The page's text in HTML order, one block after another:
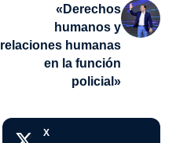
«Derechos
humanos y
relaciones humanas
en la función
policial»
X